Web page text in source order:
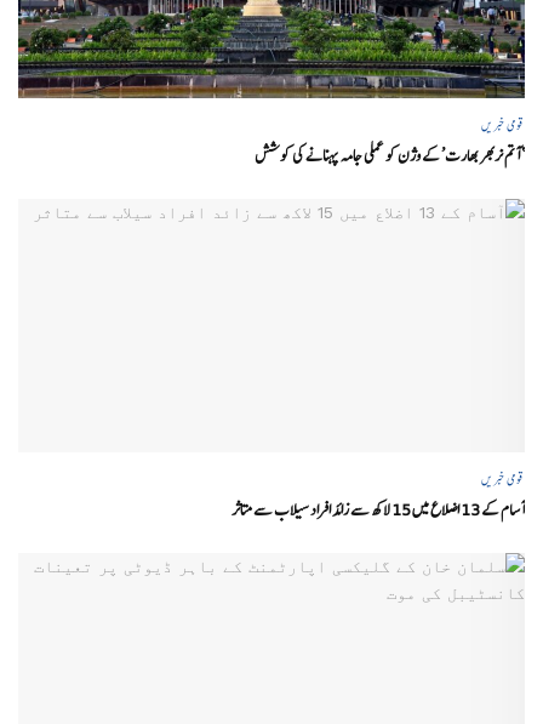
قومی خبریں
‘ آتم نربھر بھارت’ کے وژن کو عملی جامہ پہنانے کی کوشش
قومی خبریں
آسام کے 13 اضلاع میں 15 لاکھ سے زائد افراد سیلاب سے متاثر